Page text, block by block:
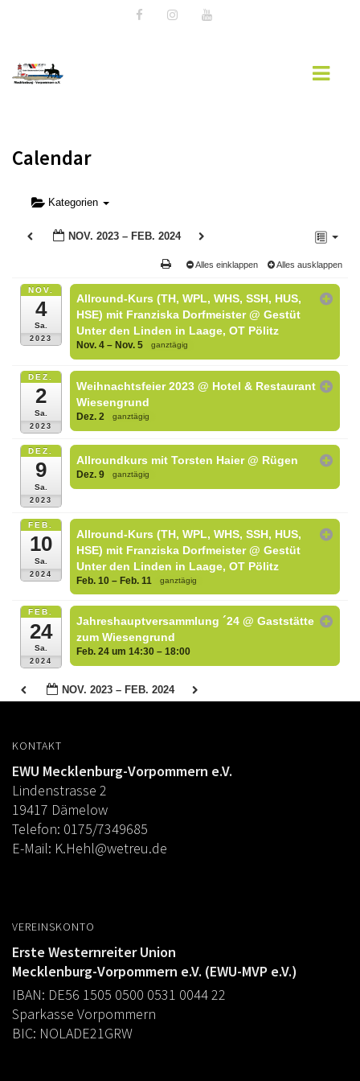
LANDESVERBAND MV
AUSBILDUNG
FREIZEIT
DOWNLOADS
KONTAKT
Calendar
Kategorien
NOV. 2023 – FEB. 2024
Alles einklappen Alles ausklappen
NOV.
4
Sa.
2023
Allround-Kurs (TH, WPL, WHS, SSH, HUS,
HSE) mit Franziska Dorfmeister@ Gestüt
Unter den Linden in Laage, OT Pölitz
Nov. 4 – Nov. 5 ganztägig
DEZ.
2
Sa.
2023
Weihnachtsfeier 2023@ Hotel & Restaurant
Wiesengrund
Dez. 2 ganztägig
DEZ.
9
Sa.
2023
Allroundkurs mit Torsten Haier@ Rügen
Dez. 9 ganztägig
FEB.
10
Sa.
2024
Allround-Kurs (TH, WPL, WHS, SSH, HUS,
HSE) mit Franziska Dorfmeister@ Gestüt
Unter den Linden in Laage, OT Pölitz
Feb. 10 – Feb. 11 ganztägig
FEB.
24
Sa.
2024
Jahreshauptversammlung ´24@ Gaststätte
zum Wiesengrund
Feb. 24 um 14:30 – 18:00
NOV. 2023 – FEB. 2024
KONTAKT
EWU Mecklenburg-Vorpommern e.V.
Lindenstrasse 2
19417 Dämelow
Telefon: 0175/7349685
E-Mail: K.Hehl@wetreu.de
VEREINSKONTO
Erste Westernreiter Union
Mecklenburg-Vorpommern e.V. (EWU-MVP e.V.)
IBAN: DE56 1505 0500 0531 0044 22
Sparkasse Vorpommern
BIC: NOLADE21GRW